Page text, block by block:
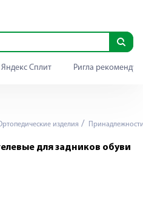
Яндекс Сплит Ригла
изделия
для задников обуви